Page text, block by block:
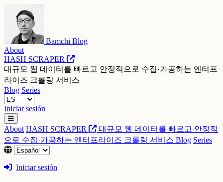
Bamchi Blog
About
HASH SCRAPER
대규모 웹 데이터를 빠르고 안정적으로 수집·가공하는 엔터프
라이즈 크롤링 서비스
Blog Series
Iniciar sesión
About HASH SCRAPER
대규모 웹 데이터를 빠르고 안정적
으로 수집·가공하는 엔터프라이즈 크롤링 서비스 Blog Series
Iniciar sesión